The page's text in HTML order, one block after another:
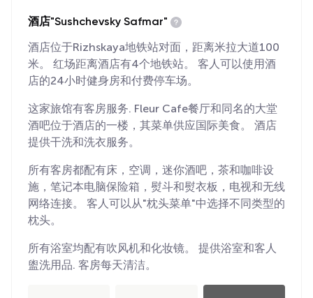
酒店"Sushchevsky Safmar"
酒店位于Rizhskaya地铁站对面，距离米拉大道100
米。 红场距离酒店有4个地铁站。 客人可以使用酒
店的24小时健身房和付费停车场。
这家旅馆有客房服务. Fleur Cafe餐厅和同名的大堂
酒吧位于酒店的一楼，其菜单供应国际美食。 酒店
提供干洗和洗衣服务。
所有客房都配有床，空调，迷你酒吧，茶和咖啡设
施，笔记本电脑保险箱，熨斗和熨衣板，电视和无线
网络连接。 客人可以从"枕头菜单"中选择不同类型的
枕头。
所有浴室均配有吹风机和化妆镜。 提供浴室和客人
盥洗用品. 客房每天清洁。